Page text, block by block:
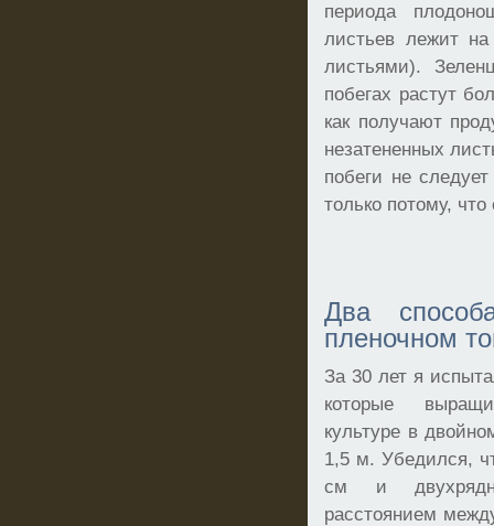
периода
листьев лежит
листьями).
побегах растут
как получают
незатененных
побеги не
только потому,
Два
пленочном
За 30 лет я
которые
культуре в
1,5 м. Убедился,
см и
расстоянием